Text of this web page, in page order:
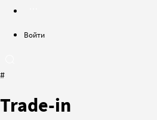
Войти
#
Trade-in